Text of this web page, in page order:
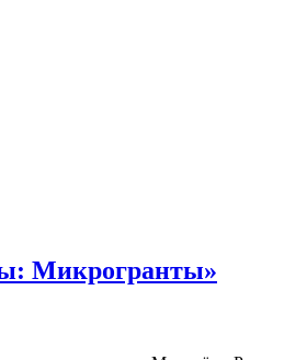
Микрогранты»